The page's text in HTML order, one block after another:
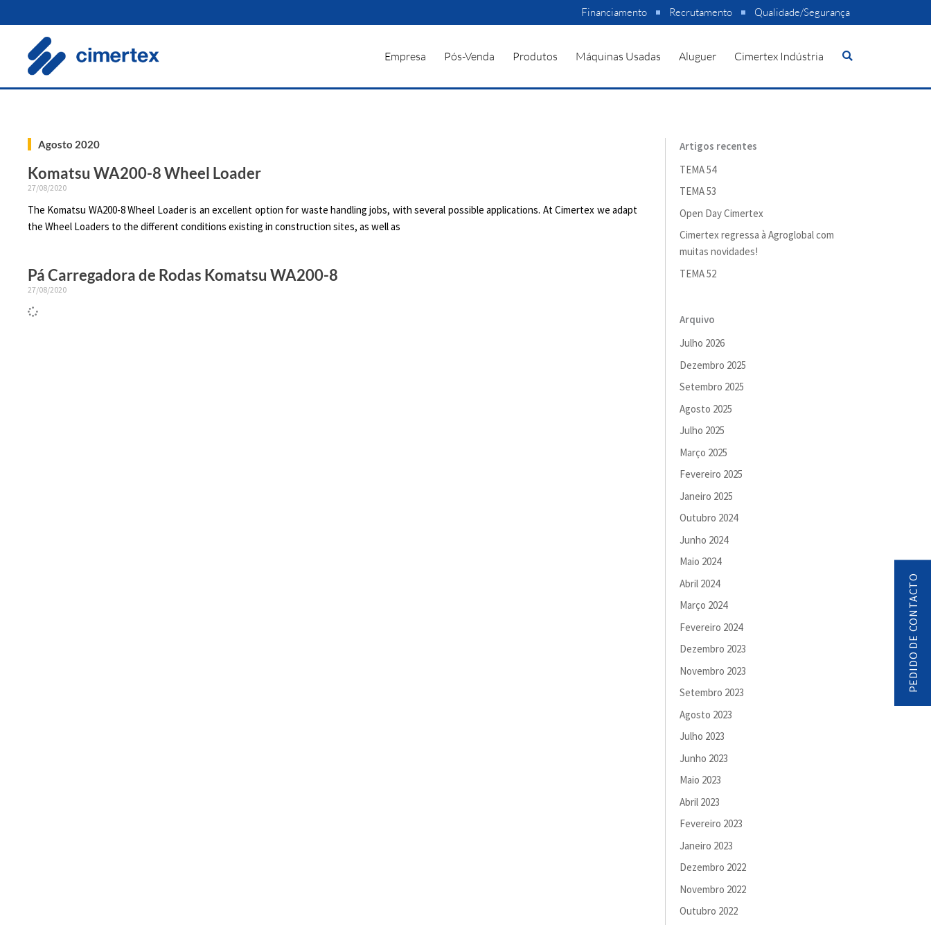
to
Financiamento Recrutamento Qualidade/Segurança
Empresa Pós-Venda Produtos Máquinas Usadas Aluguer Cimertex Indústria
Agosto 2020
Komatsu WA200-8 Wheel Loader
27/08/2020
The Komatsu WA200-8 Wheel Loader is an excellent option for waste handling jobs, with several possible applications. At Cimertex we adapt
the Wheel Loaders to the different conditions existing in construction sites, as well as
Pá Carregadora de Rodas Komatsu WA200-8
27/08/2020
Artigos recentes
TEMA 54
TEMA 53
Open Day Cimertex
Cimertex regressa à Agroglobal com
muitas novidades!
TEMA 52
Arquivo
Julho 2026
Dezembro 2025
Setembro 2025
Agosto 2025
Julho 2025
Março 2025
Fevereiro 2025
Janeiro 2025
Outubro 2024
Junho 2024
Maio 2024
Abril 2024
Março 2024
Fevereiro 2024
Dezembro 2023
Novembro 2023
Setembro 2023
Agosto 2023
Julho 2023
Junho 2023
Maio 2023
Abril 2023
Fevereiro 2023
Janeiro 2023
Dezembro 2022
Novembro 2022
Outubro 2022
PEDIDO DE CONTACTO